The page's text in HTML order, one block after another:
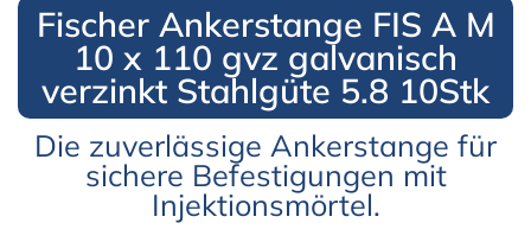
Fischer Ankerstange FIS A M
10 x 110 gvz galvanisch
verzinkt Stahlgüte 5.8 10Stk​
Die zuverlässige Ankerstange für
sichere Befestigungen mit
Injektionsmörtel.